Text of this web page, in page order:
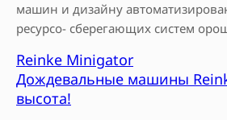
машин и дизайну
ресурсо- сберегающих систем
Reinke Minigator
Дождевальные машины
высота!